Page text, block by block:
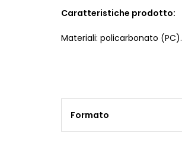
Caratteristiche prodotto:
Materiali: policarbonato (PC).
Formato